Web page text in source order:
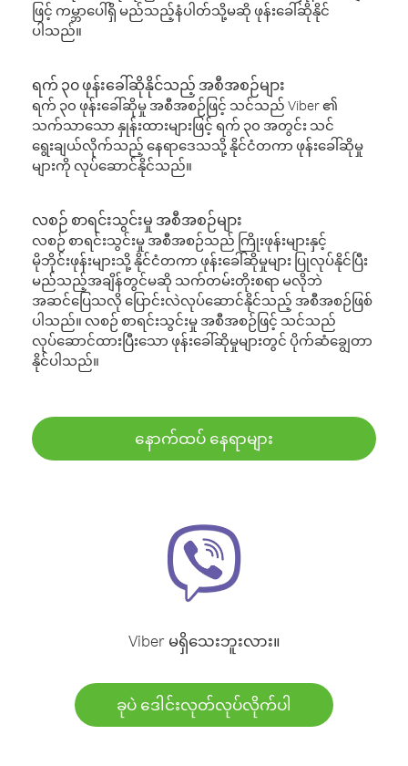
ဖြင့် ကမ္ဘာပေါ်ရှိ မည်သည့်နံပါတ်သို့မဆို ဖုန်းခေါ်ဆိုနိုင်
ပါသည်။
ရက် ၃၀ ဖုန်းခေါ်ဆိုနိုင်သည့် အစီအစဉ်များ
ရက် ၃၀ ဖုန်းခေါ်ဆိုမှု အစီအစဉ်ဖြင့် သင်သည် Viber ၏
သက်သာသော နှုန်းထားများဖြင့် ရက် ၃၀ အတွင်း သင်
ရွေးချယ်လိုက်သည့် နေရာဒေသသို့ နိုင်ငံတကာ ဖုန်းခေါ်ဆိုမှု
များကို လုပ်ဆောင်နိုင်သည်။
လစဉ် စာရင်းသွင်းမှု အစီအစဉ်များ
လစဉ် စာရင်းသွင်းမှု အစီအစဉ်သည် ကြိုးဖုန်းများနှင့်
မိုဘိုင်းဖုန်းများသို့ နိုင်ငံတကာ ဖုန်းခေါ်ဆိုမှုများ ပြုလုပ်နိုင်ပြီး
မည်သည့်အချိန်တွင်မဆို သက်တမ်းတိုးစရာ မလိုဘဲ
အဆင်ပြေသလို ပြောင်းလဲလုပ်ဆောင်နိုင်သည့် အစီအစဉ်ဖြစ်
ပါသည်။ လစဉ် စာရင်းသွင်းမှု အစီအစဉ်ဖြင့် သင်သည်
လုပ်ဆောင်ထားပြီးသော ဖုန်းခေါ်ဆိုမှုများတွင် ပိုက်ဆံချွေတာ
နိုင်ပါသည်။
နောက်ထပ် နေရာများ
Viber မရှိသေးဘူးလား။
ခုပဲ ဒေါင်းလုတ်လုပ်လိုက်ပါ